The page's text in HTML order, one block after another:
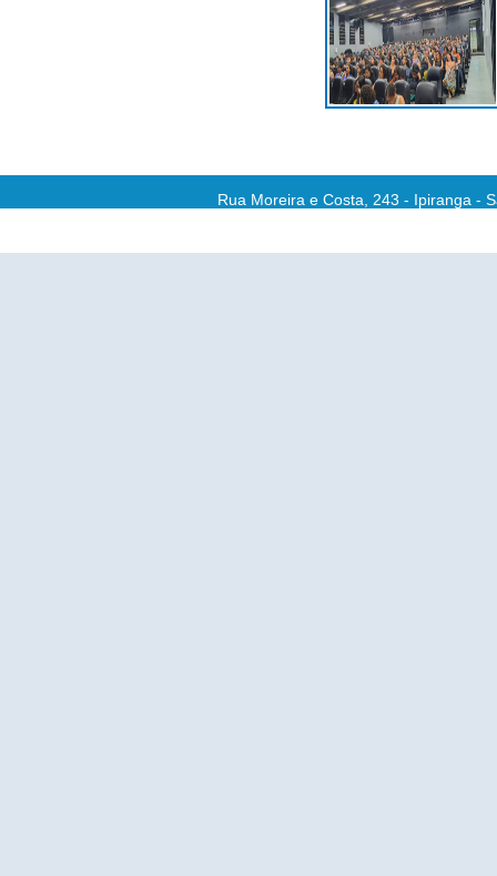
Rua Moreira e Costa, 243 - Ipiranga -